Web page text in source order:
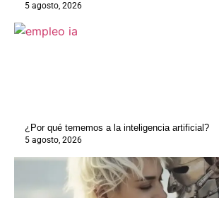
5 agosto, 2026
¿Por qué tememos a la inteligencia artificial?
5 agosto, 2026